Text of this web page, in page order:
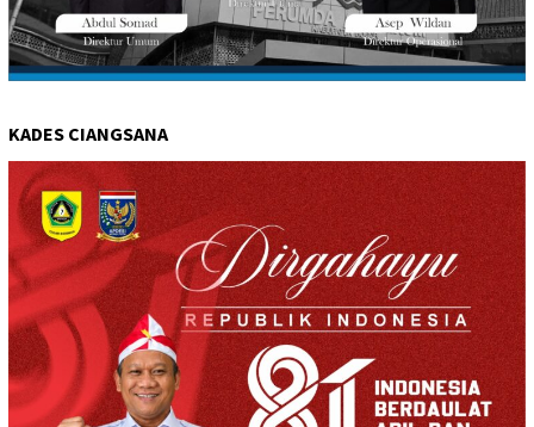
KADES CIANGSANA